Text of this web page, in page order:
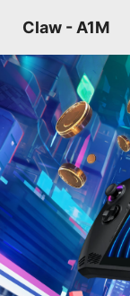
Claw - A1M